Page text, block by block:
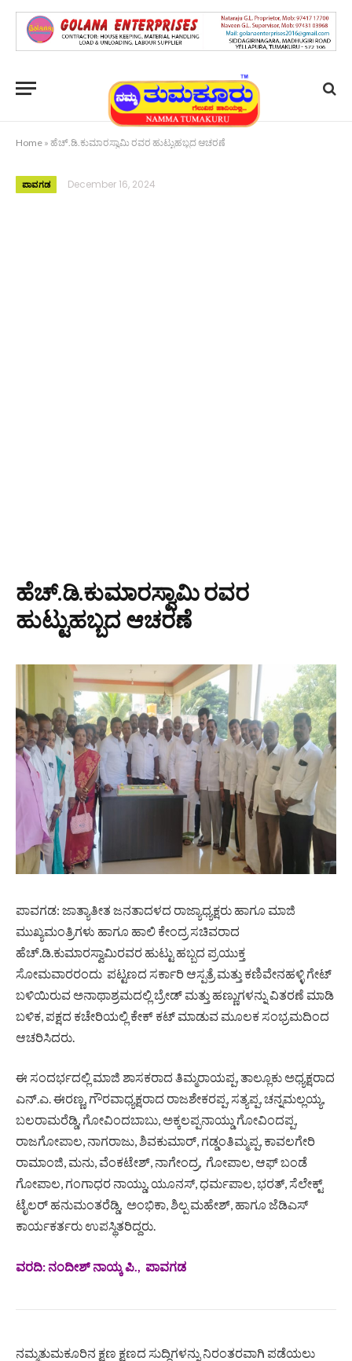
Home » ಹೆಚ್.ಡಿ.ಕುಮಾರಸ್ವಾಮಿ ರವರ ಹುಟ್ಟುಹಬ್ಬದ ಆಚರಣೆ
ಪಾವಗಡ December 16, 2024
ಹೆಚ್.ಡಿ.ಕುಮಾರಸ್ವಾಮಿ ರವರ
ಹುಟ್ಟುಹಬ್ಬದ ಆಚರಣೆ
ಪಾವಗಡ: ಜಾತ್ಯಾತೀತ ಜನತಾದಳದ ರಾಜ್ಯಾಧ್ಯಕ್ಷರು ಹಾಗೂ ಮಾಜಿ
ಮುಖ್ಯಮಂತ್ರಿಗಳು ಹಾಗೂ ಹಾಲಿ ಕೇಂದ್ರ ಸಚಿವರಾದ
ಹೆಚ್.ಡಿ.ಕುಮಾರಸ್ವಾಮಿರವರ ಹುಟ್ಟು ಹಬ್ಬದ ಪ್ರಯುಕ್ತ
ಸೋಮವಾರರಂದು ಪಟ್ಟಣದ ಸರ್ಕಾರಿ ಆಸ್ಪತ್ರೆ ಮತ್ತು ಕಣಿವೇನಹಳ್ಳಿ ಗೇಟ್
ಬಳಿಯಿರುವ ಅನಾಥಾಶ್ರಮದಲ್ಲಿ ಬ್ರೇಡ್ ಮತ್ತು ಹಣ್ಣುಗಳನ್ನು ವಿತರಣೆ ಮಾಡಿ
ಬಳಿಕ, ಪಕ್ಷದ ಕಚೇರಿಯಲ್ಲಿ ಕೇಕ್ ಕಟ್ ಮಾಡುವ ಮೂಲಕ ಸಂಭ್ರಮದಿಂದ
ಆಚರಿಸಿದರು.
ಈ ಸಂದರ್ಭದಲ್ಲಿ ಮಾಜಿ ಶಾಸಕರಾದ ತಿಮ್ಮರಾಯಪ್ಪ, ತಾಲ್ಲೂಕು ಅಧ್ಯಕ್ಷರಾದ
ಎನ್.ಎ. ಈರಣ್ಣ, ಗೌರವಾಧ್ಯಕ್ಷರಾದ ರಾಜಶೇಕರಪ್ಪ, ಸತ್ಯಪ್ಪ, ಚನ್ನಮಲ್ಲಯ್ಯ,
ಬಲರಾಮರೆಡ್ಡಿ, ಗೋವಿಂದಬಾಬು, ಅಕ್ಕಲಪ್ಪನಾಯ್ಡು ಗೋವಿಂದಪ್ಪ,
ರಾಜಗೋಪಾಲ, ನಾಗರಾಜು, ಶಿವಕುಮಾರ್, ಗಡ್ಡಂತಿಮ್ಮಪ್ಪ, ಕಾವಲಗೇರಿ
ರಾಮಾಂಜಿ, ಮನು, ವೆಂಕಟೇಶ್, ನಾಗೇಂದ್ರ, ಗೋಪಾಲ, ಆಫ್ ಬಂಡೆ
ಗೋಪಾಲ, ಗಂಗಾಧರ ನಾಯ್ಡು, ಯೂನಸ್, ಧರ್ಮಪಾಲ, ಭರತ್, ಸೆಲೇಕ್ಟ್
ಟೈಲರ್ ಹನುಮಂತರೆಡ್ಡಿ, ಅಂಭಿಕಾ, ಶಿಲ್ಪ ಮಹೇಶ್, ಹಾಗೂ ಜೆಡಿಎಸ್
ಕಾರ್ಯಕರ್ತರು ಉಪಸ್ಥಿತರಿದ್ದರು.
ವರದಿ: ನಂದೀಶ್ ನಾಯ್ಕ ಪಿ., ಪಾವಗಡ
ನಮ್ಮತುಮಕೂರಿನ ಕ್ಷಣ ಕ್ಷಣದ ಸುದ್ದಿಗಳನ್ನು ನಿರಂತರವಾಗಿ ಪಡೆಯಲು